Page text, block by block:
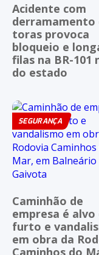
Acidente com
derramamento
toras provoca
bloqueio e
filas na BR-101
do estado
SEGURANÇA
Caminhão de
empresa é alvo
furto e
em obra da
Caminhos do